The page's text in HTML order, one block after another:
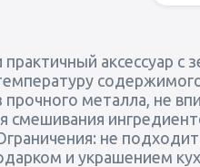
аксессуар с
металла, не
не
и украшением